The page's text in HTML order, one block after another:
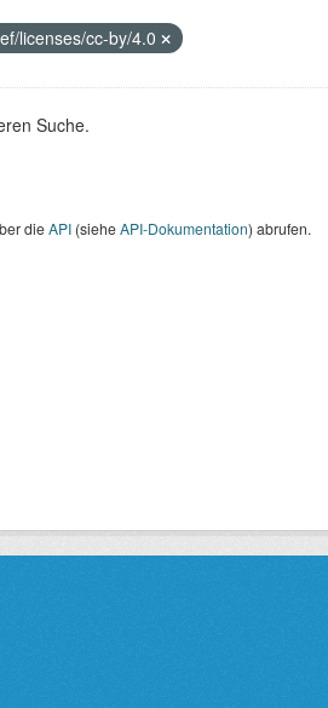
licenses/cc-by/4.0
Suche.
dieAPI(sieheAPI-Dokumentation) abrufen.